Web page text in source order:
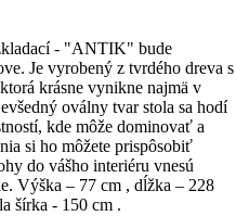
- "ANTIK" bude
Je vyrobený z tvrdého dreva s
krásne vynikne najmä v
oválny tvar stola sa hodí
kde môže dominovať a
si ho môžete prispôsobiť
do vášho interiéru vnesú
Výška – 77 cm , dĺžka – 228
šírka - 150 cm .